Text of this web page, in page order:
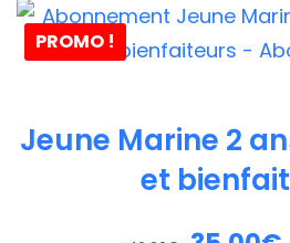
PROMO !
Jeune Marine 2
et